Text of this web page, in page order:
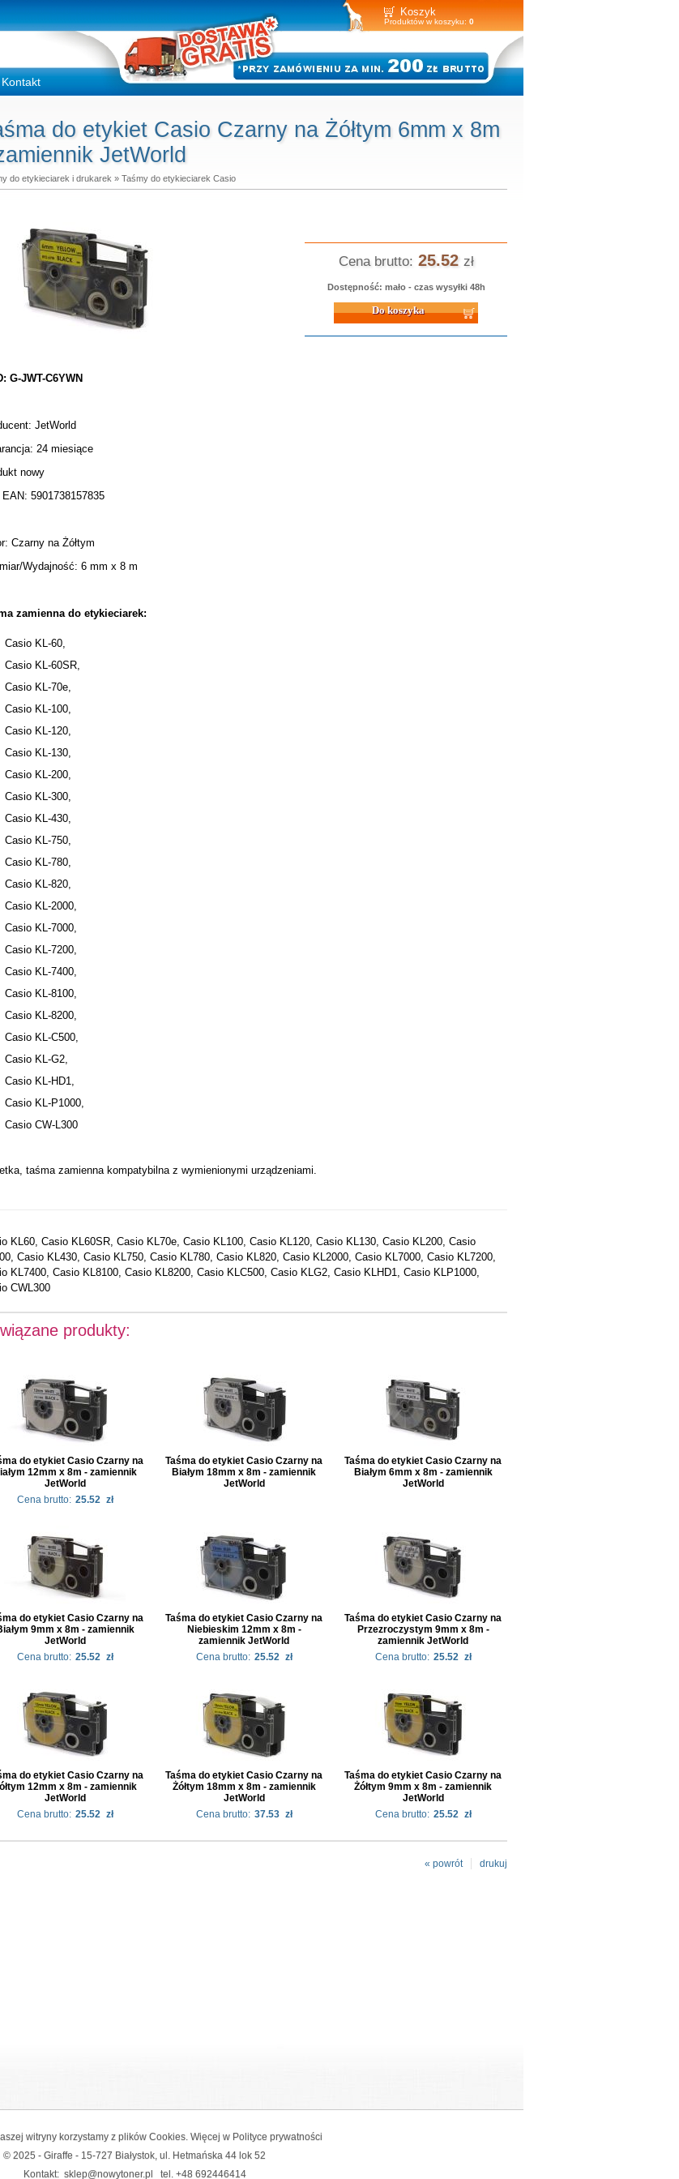
Koszyk
Produktów w koszyku: 0
Kontakt
do etykiet Casio Czarny na Żółtym 6mm x 8m
JetWorld
do etykieciarek i drukarek » Taśmy do etykieciarek Casio
Cena brutto: 25.52 zł
Dostępność: mało - czas wysyłki 48h
Do koszyka
G-JWT-C6YWN
JetWorld
24 miesiące
nowy
EAN: 5901738157835
Czarny na Żółtym
Wydajność: 6 mm x 8 m
zamienna do etykieciarek:
Casio KL-60,
Casio KL-60SR,
Casio KL-70e,
Casio KL-100,
Casio KL-120,
Casio KL-130,
Casio KL-200,
Casio KL-300,
Casio KL-430,
Casio KL-750,
Casio KL-780,
Casio KL-820,
Casio KL-2000,
Casio KL-7000,
Casio KL-7200,
Casio KL-7400,
Casio KL-8100,
Casio KL-8200,
Casio KL-C500,
Casio KL-G2,
Casio KL-HD1,
Casio KL-P1000,
Casio CW-L300
taśma zamienna kompatybilna z wymienionymi urządzeniami.
KL60, Casio KL60SR, Casio KL70e, Casio KL100, Casio KL120, Casio KL130, Casio KL200, Casio
Casio KL430, Casio KL750, Casio KL780, Casio KL820, Casio KL2000, Casio KL7000, Casio KL7200,
KL7400, Casio KL8100, Casio KL8200, Casio KLC500, Casio KLG2, Casio KLHD1, Casio KLP1000,
CWL300
produkty:
do etykiet Casio Czarny na
12mm x 8m - zamiennik
JetWorld
Cena brutto: 25.52 zł
Taśma do etykiet Casio Czarny na
Białym 18mm x 8m - zamiennik
JetWorld
Taśma do etykiet Casio Czarny na
Białym 6mm x 8m - zamiennik
JetWorld
do etykiet Casio Czarny na
9mm x 8m - zamiennik
JetWorld
Cena brutto: 25.52 zł
Taśma do etykiet Casio Czarny na
Niebieskim 12mm x 8m -
zamiennik JetWorld
Cena brutto: 25.52 zł
Taśma do etykiet Casio Czarny na
Przezroczystym 9mm x 8m -
zamiennik JetWorld
Cena brutto: 25.52 zł
do etykiet Casio Czarny na
12mm x 8m - zamiennik
JetWorld
Cena brutto: 25.52 zł
Taśma do etykiet Casio Czarny na
Żółtym 18mm x 8m - zamiennik
JetWorld
Cena brutto: 37.53 zł
Taśma do etykiet Casio Czarny na
Żółtym 9mm x 8m - zamiennik
JetWorld
Cena brutto: 25.52 zł
drukuj
« powrót
witryny korzystamy z plików Cookies. Więcej w Polityce prywatności
© 2025 - Giraffe - 15-727 Białystok, ul. Hetmańska 44 lok 52
Kontakt: sklep@nowytoner.pl tel. +48 692446414